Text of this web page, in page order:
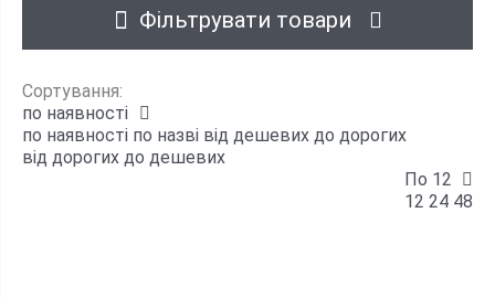
Фільтрувати товари
Сортування:
по наявності
по наявності по назві від дешевих до дорогих
від дорогих до дешевих
По 12
12 24 48